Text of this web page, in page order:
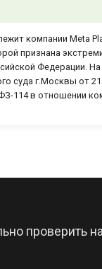
компании Meta
признана
Федерации.
суда г.Москвы от
114 в отношении
проверить